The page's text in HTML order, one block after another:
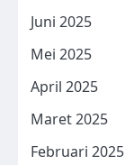
Juni 2025
Mei 2025
April 2025
Maret 2025
Februari 2025